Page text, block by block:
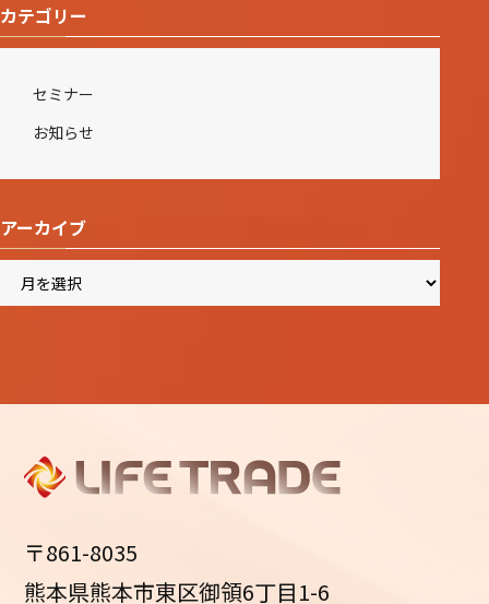
カテゴリー
セミナー
お知らせ
アーカイブ
ー
〒861-8035
熊本県熊本市東区御領6丁目1-6